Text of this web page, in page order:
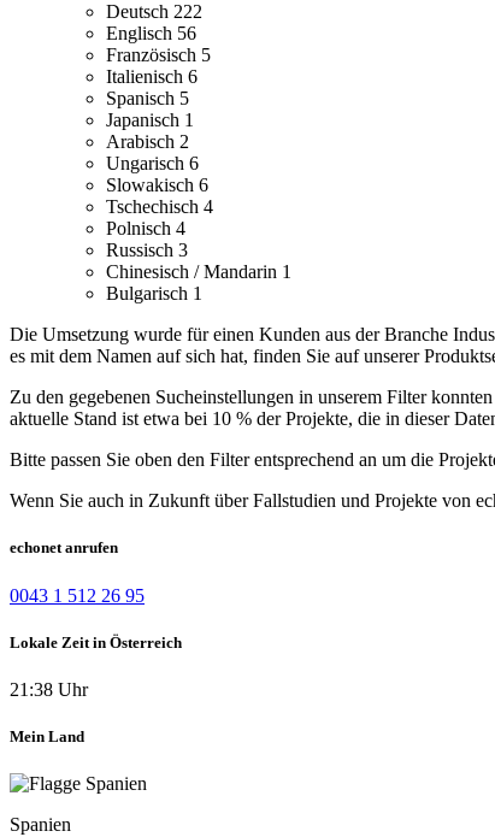
Deutsch 222
Englisch 56
Französisch 5
Italienisch 6
Spanisch 5
Japanisch 1
Arabisch 2
Ungarisch 6
Slowakisch 6
Tschechisch 4
Polnisch 4
Russisch 3
Chinesisch / Mandarin 1
Bulgarisch 1
Die Umsetzung wurde für einen Kunden aus der Branche
es mit dem Namen auf sich hat, finden Sie auf unserer
Zu den gegebenen Sucheinstellungen in unserem Filter
aktuelle Stand ist etwa bei 10 % der Projekte, die in dieser
Bitte passen Sie oben den Filter entsprechend an um die
Wenn Sie auch in Zukunft über Fallstudien und Projekte von
echonet anrufen
0043 1 512 26 95
Lokale Zeit in Österreich
21:38 Uhr
Mein Land
Spanien